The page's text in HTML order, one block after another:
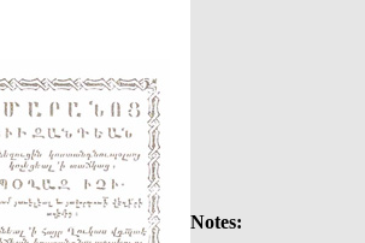
Notes: